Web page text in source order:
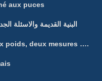
aux puces
البنية القديمة والاسئلة
poids, deux mesures ….